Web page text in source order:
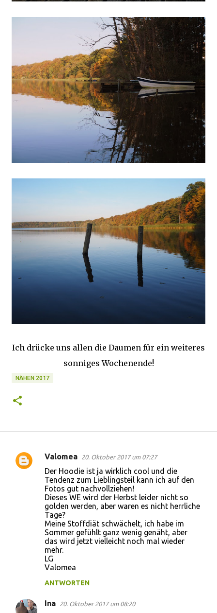
Ich drücke uns allen die Daumen für ein weiteres
sonniges Wochenende!
NÄHEN 2017
K
Valomea 20. Oktober 2017 um 07:27
Der Hoodie ist ja wirklich cool und die
Tendenz zum Lieblingsteil kann ich auf den
Fotos gut nachvollziehen!
Dieses WE wird der Herbst leider nicht so
golden werden, aber waren es nicht herrliche
Tage?
Meine Stoffdiät schwächelt, ich habe im
Sommer gefühlt ganz wenig genäht, aber
das wird jetzt vielleicht noch mal wieder
mehr.
LG
Valomea
ANTWORTEN
Ina 20. Oktober 2017 um 08:20